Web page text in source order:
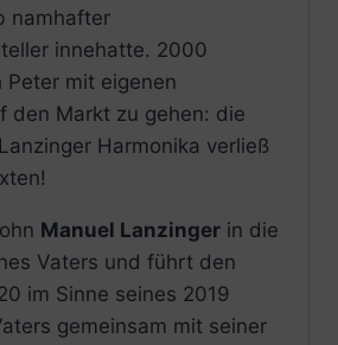
namhafter
innehatte. 2000
Peter mit eigenen
den Markt zu gehen: die
Harmonika verließ
Manuel Lanzinger in die
Vaters und führt den
im Sinne seines 2019
gemeinsam mit seiner